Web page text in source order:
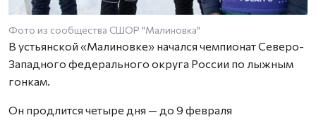
Фото из сообщества СШОР "Малиновка"
В устьянской «Малиновке» начался чемпионат Северо-
Западного федерального округа России по лыжным
гонкам.
Он продлится четыре дня — до 9 февраля